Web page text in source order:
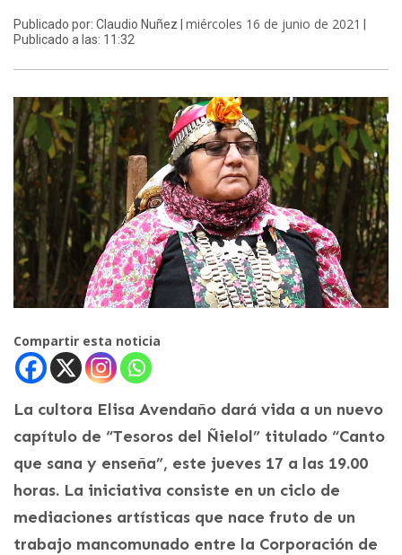
Publicado por: Claudio Nuñez | miércoles 16 de junio de 2021
Publicado a las: 11:32
Compartir esta noticia
La cultora Elisa Avendaño dará vida a un nuevo
capítulo de “Tesoros del Ñielol” titulado “Canto
que sana y enseña”, este jueves 17 a las 19.00
horas. La iniciativa consiste en un ciclo de
mediaciones artísticas que nace fruto de un
trabajo mancomunado entre la Corporación de